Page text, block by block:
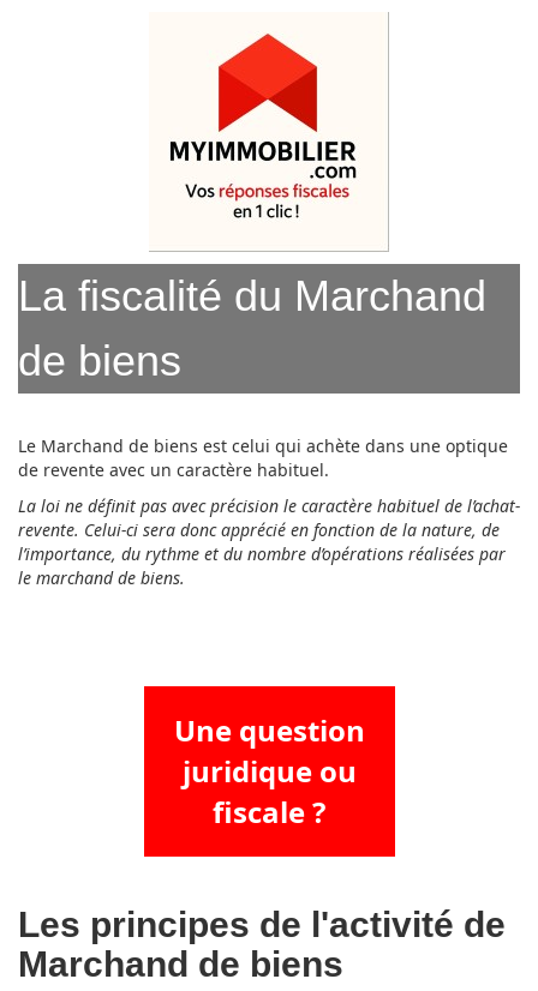
La fiscalité du Marchand
de biens
Le Marchand de biens est celui qui achète dans une optique
de revente avec un caractère habituel.
La loi ne définit pas avec précision le caractère habituel de l’achat-
revente. Celui-ci sera donc apprécié en fonction de la nature, de
l’importance, du rythme et du nombre d’opérations réalisées par
le marchand de biens.
Une question
juridique ou
fiscale ?
Les principes de l'activité de
Marchand de biens